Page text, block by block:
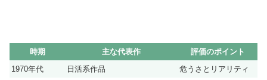
時期 主な代表作
評価のポイント
1970年代
日活系作品
危うさとリアリティ